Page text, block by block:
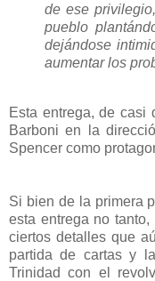
de ese
pueblo
dejándose
aumentar los
Esta entrega, de casi
Barboni en la
Spencer como
Si bien de la primera
esta entrega no
ciertos detalles que
partida de cartas y
Trinidad con el